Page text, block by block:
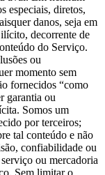
especiais, diretos,
danos, seja em
decorrente de
do Serviço.
ou
momento sem
fornecidos “como
garantia ou
Somos um
por terceiros;
tal conteúdo e não
confiabilidade ou
ou mercadoria
Sem limitar o